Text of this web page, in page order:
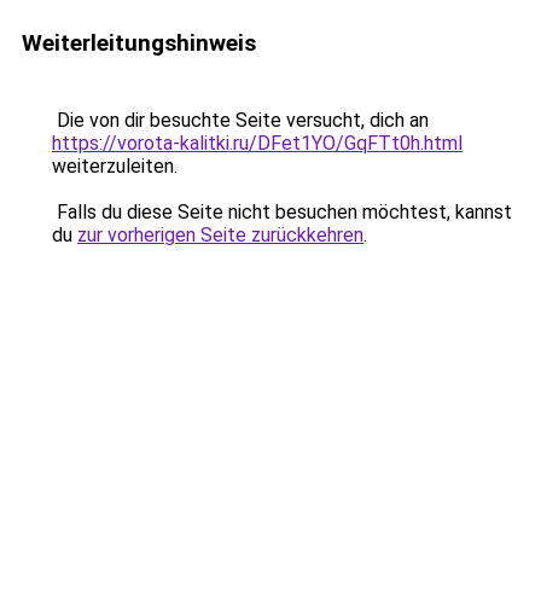
Weiterleitungshinweis
Die von dir besuchte Seite versucht, dich an
https://vorota-kalitki.ru/DFet1YO/GqFTt0h.html
weiterzuleiten.
Falls du diese Seite nicht besuchen möchtest, kannst
du zur vorherigen Seite zurückkehren.